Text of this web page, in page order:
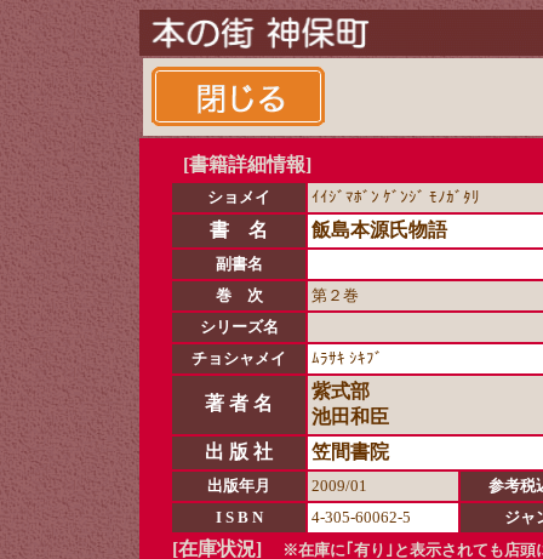
[書籍詳細情報]
ショメイ ｲｲｼﾞﾏﾎﾞﾝ ｹﾞﾝｼﾞ ﾓﾉｶﾞﾀﾘ
書 名 飯島本源氏物語
副書名
巻 次
第２巻
シリーズ名
チョシャメイ
ﾑﾗｻｷ ｼｷﾌﾞ
著 者 名
紫式部
池田和臣
出 版 社
笠間書院
出版年月 2009/01
参考税
I S B N
4-305-60062-5 ジャ
[在庫状況]
※在庫に｢有り｣と表示されても店頭